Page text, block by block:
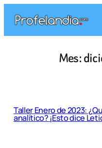
contenido
Mes:
Taller Enero de 2023:
analítico? ¡Esto dice